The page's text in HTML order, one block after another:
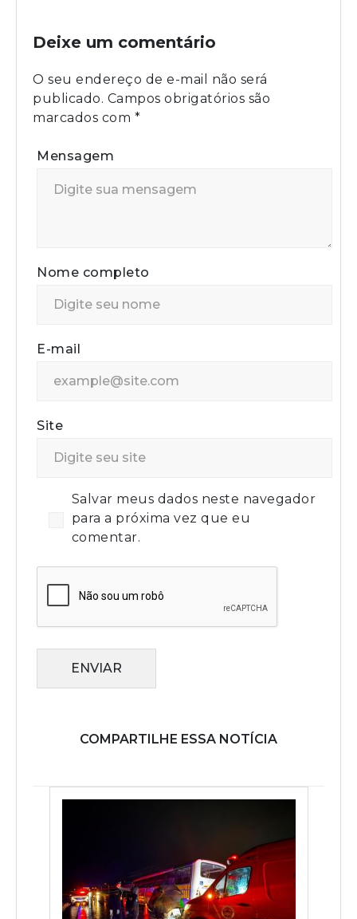
Deixe um comentário
O seu endereço de e-mail não será
publicado. Campos obrigatórios são
marcados com *
Mensagem
Nome completo
E-mail
Site
Salvar meus dados neste navegador
para a próxima vez que eu
comentar.
ENVIAR
COMPARTILHE ESSA NOTÍCIA